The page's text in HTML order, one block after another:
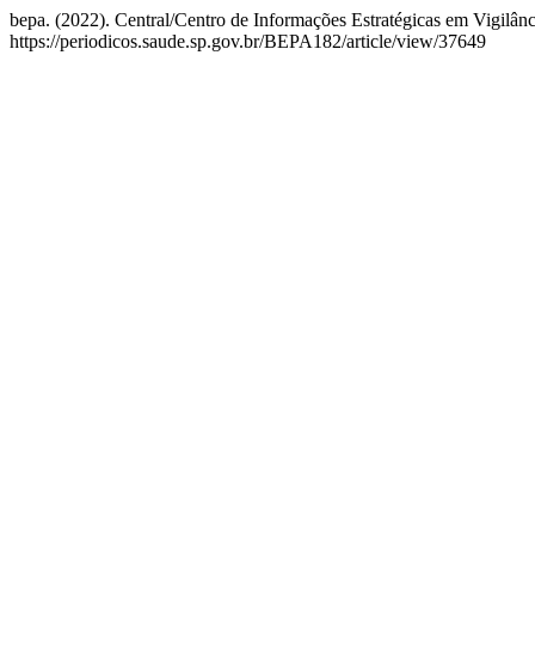
bepa. (2022). Central/Centro de Informações Estratégicas em
https://periodicos.saude.sp.gov.br/BEPA182/article/view/37649